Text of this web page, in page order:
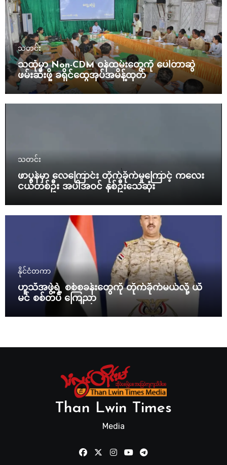
သတင်း
သထုံမှာ Non-CDM ဝန်ထမ်းတွေကို ပေါ်တာဆွဲ
ဖမ်းဆီးဖို့ ခရိုင်ထွေအုပ်အမိန့်ထုတ်
သတင်း
ဖာပွန်မှာ လေကြောင်း တိုက်ခိုက်မှုကြောင့် ကလေး
ငယ်တစ်ဦး အပါအဝင် နှစ်ဦးသေဆုံး
နိုင်ငံတကာ
ဟူသီအဖွဲ့ရဲ့ စစ်စခန်းတွေကို တိုက်ခိုက်မယ်လို့ ယီ
မင် စစ်တပ် ကြေညာ
Than Lwin Times
Media